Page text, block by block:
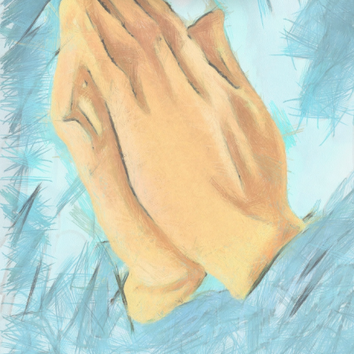
ACCÉDER À L'ESPACE PASTORALE (BIENTÔT
DISPONIBLE)